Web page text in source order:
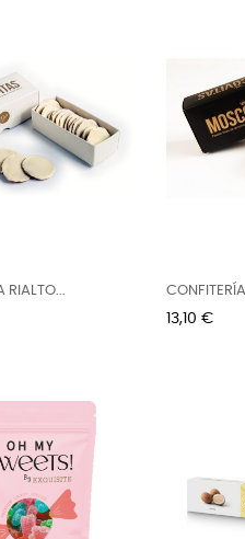
RIALTO...
Precio
13,10 €